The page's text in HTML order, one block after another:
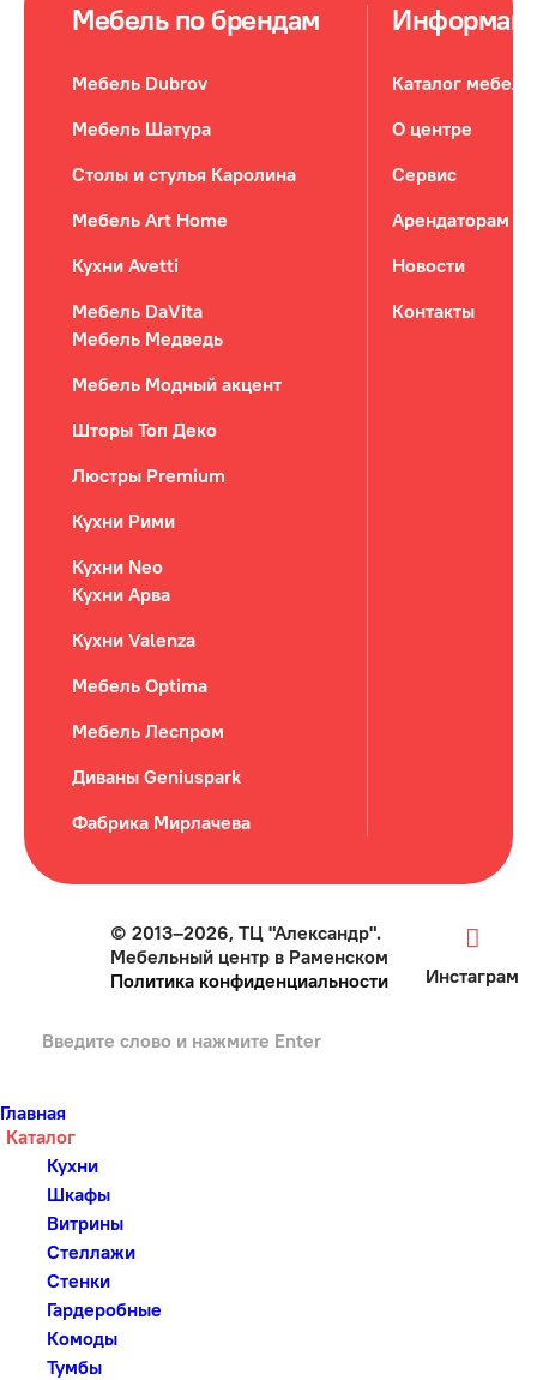
Мебель по брендам
Мебель Dubrov
Мебель Шатура
Столы и стулья Каролина
Мебель Art Home
Кухни Avetti
Мебель DaVita
Мебель Медведь
Мебель Модный акцент
Шторы Топ Деко
Люстры Premium
Кухни Рими
Кухни Neo
Кухни Арва
Кухни Valenza
Мебель Optima
Мебель Леспром
Диваны Geniuspark
Фабрика Мирлачева
Каталог мебели
О центре
Сервис
Арендаторам
Новости
Контакты
© 2013–2026, ТЦ "Александр".
Мебельный центр в Раменском
Политика конфиденциальности
Инстаграм
Главная
Каталог
Кухни
Шкафы
Витрины
Стеллажи
Стенки
Гардеробные
Комоды
Тумбы